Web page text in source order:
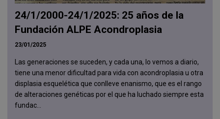
24/1/2000-24/1/2025: 25 años de la
Fundación ALPE Acondroplasia
23/01/2025
Las generaciones se suceden, y cada una, lo vemos a diario,
tiene una menor dificultad para vida con acondroplasia u otra
displasia esquelética que conlleve enanismo, que es el rango
de alteraciones genéticas por el que ha luchado siempre esta
fundac...